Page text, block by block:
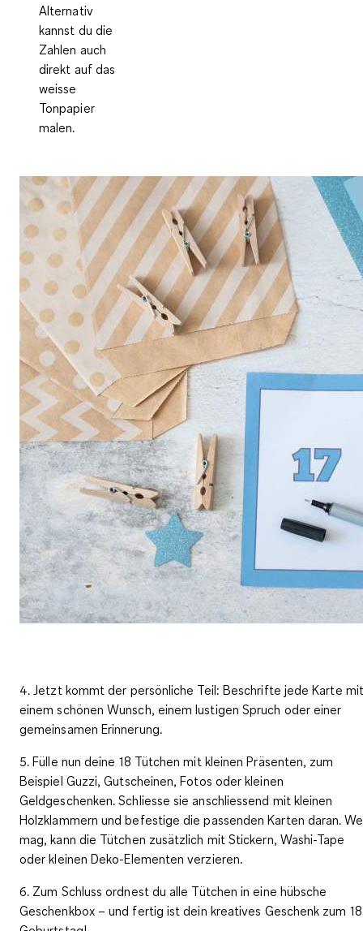
Alternativ
kannst du die
Zahlen auch
direkt auf das
weisse
Tonpapier
malen.
4. Jetzt kommt der persönliche Teil: Beschrifte jede Karte mit
einem schönen Wunsch, einem lustigen Spruch oder einer
gemeinsamen Erinnerung.
5. Fülle nun deine 18 Tütchen mit kleinen Präsenten, zum
Beispiel Guzzi, Gutscheinen, Fotos oder kleinen
Geldgeschenken. Schliesse sie anschliessend mit kleinen
Holzklammern und befestige die passenden Karten daran.
mag, kann die Tütchen zusätzlich mit Stickern, Washi-Tape
oder kleinen Deko-Elementen verzieren.
6. Zum Schluss ordnest du alle Tütchen in eine hübsche
Geschenkbox – und fertig ist dein kreatives Geschenk zum